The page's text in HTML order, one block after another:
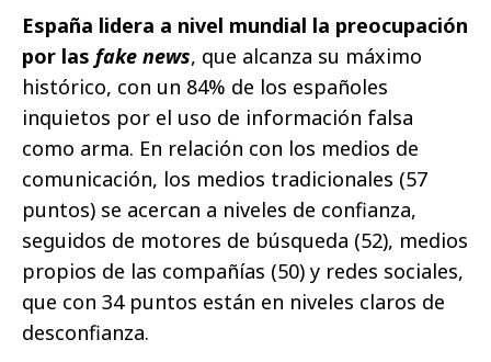
España lidera a nivel mundial la preocupación
por las fake news, que alcanza su máximo
histórico, con un 84% de los españoles
inquietos por el uso de información falsa
como arma. En relación con los medios de
comunicación, los medios tradicionales (57
puntos) se acercan a niveles de confianza,
seguidos de motores de búsqueda (52), medios
propios de las compañías (50) y redes sociales,
que con 34 puntos están en niveles claros de
desconfianza.